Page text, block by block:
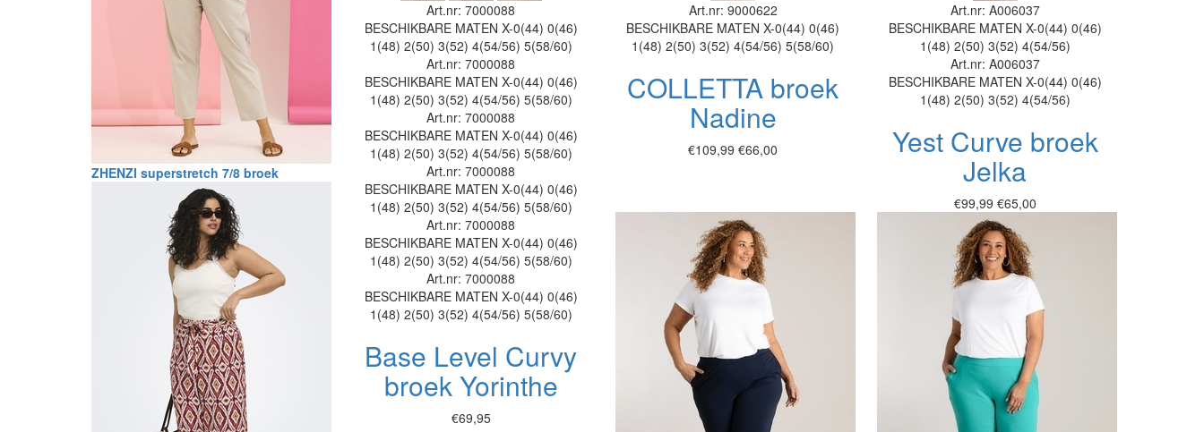
ZHENZI superstretch 7/8 broek
Art.nr: 7000088
BESCHIKBARE MATEN X-0(44) 0(46)
1(48) 2(50) 3(52) 4(54/56) 5(58/60)
Art.nr: 7000088
BESCHIKBARE MATEN X-0(44) 0(46)
1(48) 2(50) 3(52) 4(54/56) 5(58/60)
Art.nr: 7000088
BESCHIKBARE MATEN X-0(44) 0(46)
1(48) 2(50) 3(52) 4(54/56) 5(58/60)
Art.nr: 7000088
BESCHIKBARE MATEN X-0(44) 0(46)
1(48) 2(50) 3(52) 4(54/56) 5(58/60)
Art.nr: 7000088
BESCHIKBARE MATEN X-0(44) 0(46)
1(48) 2(50) 3(52) 4(54/56) 5(58/60)
Art.nr: 7000088
BESCHIKBARE MATEN X-0(44) 0(46)
1(48) 2(50) 3(52) 4(54/56) 5(58/60)
Base Level Curvy
broek Yorinthe
€69,95
Art.nr: 9000622
BESCHIKBARE MATEN X-0(44) 0(46)
1(48) 2(50) 3(52) 4(54/56) 5(58/60)
COLLETTA broek
Nadine
€109,99 €66,00
Art.nr: A006037
BESCHIKBARE MATEN X-0(44) 0(46)
1(48) 2(50) 3(52) 4(54/56)
Art.nr: A006037
BESCHIKBARE MATEN X-0(44) 0(46)
1(48) 2(50) 3(52) 4(54/56)
Yest Curve broek
Jelka
€99,99 €65,00